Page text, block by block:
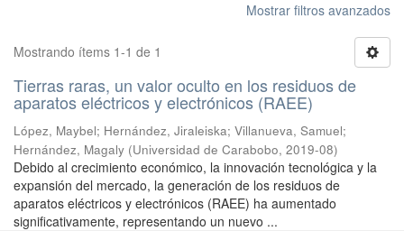
Mostrar filtros avanzados
Mostrando ítems 1-1 de 1
Tierras raras, un valor oculto en los residuos de
aparatos eléctricos y electrónicos (RAEE)
López, Maybel; Hernández, Jiraleiska; Villanueva, Samuel;
Hernández, Magaly (Universidad de Carabobo, 2019-08)
Debido al crecimiento económico, la innovación tecnológica y la
expansión del mercado, la generación de los residuos de
aparatos eléctricos y electrónicos (RAEE) ha aumentado
significativamente, representando un nuevo ...